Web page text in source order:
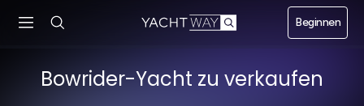
Hauptinhalt
Beginnen
Bowrider-Yacht zu verkaufen